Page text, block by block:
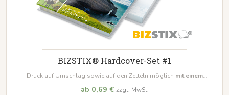
BIZSTIX® Hardcover-Set #1
Druck auf Umschlag sowie auf den Zetteln möglich mit einem
ab 0,69 € zzgl. MwSt.